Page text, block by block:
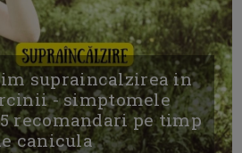
supraincalzirea in
- simptomele
recomandari pe timp
canicula